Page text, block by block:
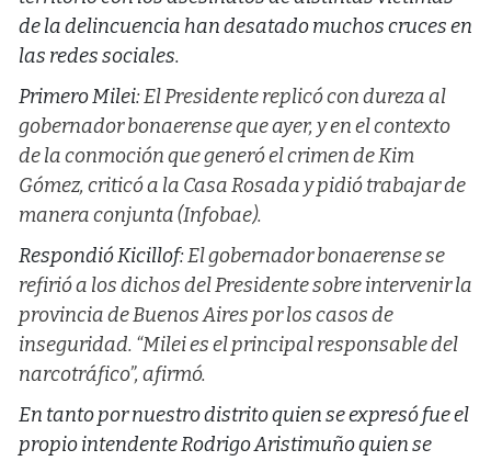
de la delincuencia han desatado muchos cruces en
las redes sociales.
Primero Milei:El Presidente replicó con dureza al
gobernador bonaerense que ayer, y en el contexto
de la conmoción que generó el crimen de Kim
Gómez, criticó a la Casa Rosada y pidió trabajar de
manera conjunta (Infobae).
Respondió Kicillof:El gobernador bonaerense se
refirió a los dichos del Presidente sobre intervenir la
provincia de Buenos Aires por los casos de
inseguridad. “Milei es el principal responsable del
narcotráfico”, afirmó.
En tanto por nuestro distrito quien se expresó fue el
propio intendente Rodrigo Aristimuño quien se